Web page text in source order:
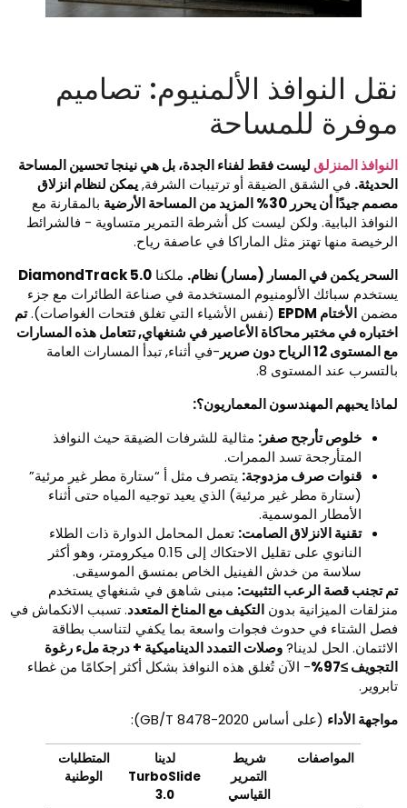
النوافذ الألمنيوم: تصاميم
للمساحة
المنزلقليست فقط لفناء الجدة، بل هي نينجا تحسين المساحة
في الشقق الضيقة أو ترتيبات الشرفة,يمكن لنظام انزلاق
جيدًا أن يحرر 30% المزيد من المساحة الأرضية
بالمقارنة مع
البابية. ولكن ليست كل أشرطة التمرير متساوية - فالشرائط
منها تهتز مثل الماراكا في عاصفة رياح.
يكمن في المسار (مسار) نظام.ملكناDiamondTrack 5.0
سبائك الألومنيوم المستخدمة في صناعة الطائرات مع جزء
الأختام EPDM (نفس الأشياء التي تغلق فتحات الغواصات).تم
في مختبر محاكاة الأعاصير في شنغهاي, تتعامل هذه المسارات
12 الرياح دون صرير
-في أثناء, تبدأ المسارات العامة
عند المستوى 8.
يحبهم المهندسون المعماريون؟:
خلوص تأرجح صفر:مثالية للشرفات الضيقة حيث النوافذ
المتأرجحة تسد الممرات.
قنوات صرف مزدوجة:يتصرف مثل أ “ستارة مطر غير مرئية”
(ستارة مطر غير مرئية) الذي يعيد توجيه المياه حتى أثناء
الأمطار الموسمية.
تقنية الانزلاق الصامت:تعمل المحامل الدوارة ذات الطلاء
النانوي على تقليل الاحتكاك إلى 0.15 ميكرومتر، وهو أكثر
سلاسة من خدش الفينيل الخاص بمنسق الموسيقى.
تجنب قصة الرعب التثبيت:مبنى شاهق في شنغهاي يستخدم
الميزانية بدونالتكيف مع المناخ المتعدد. تسبب الانكماش في
الشتاء في حدوث فجوات واسعة بما يكفي لتناسب بطاقة
الحل لدينا?وصلات التمدد الديناميكية + درجة ملء رغوة
≥97%
- الآن تُغلق هذه النوافذ بشكل أكثر إحكامًا من غطاء
الأداء(على أساس GB/T 8478-2020):
المواصفات
شريط
التمرير
القياسي
لدينا
TurboSlide
3.0
المتطلبات
الوطنية